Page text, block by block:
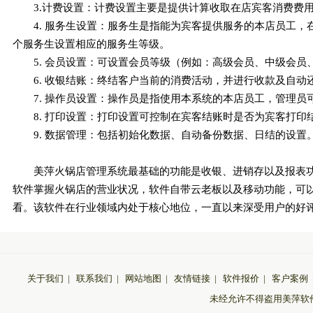
3.计费设置：计费设置主要是提供计算收取在店宾客消费费
4. 服务生设置：服务生是指能为宾客提供服务的本店员工
个服务生设置相应的服务生等级。
5. 会员设置：可设置会员等级（例如：高级会员、中级会
6. 收银结账：终结客户当前的消费活动，并进行收款及自
7. 操作员设置：操作员是指使用本系统的本店员工，管理员
8. 打印设置：打印设置可控制在宾客结账时是否为宾客打印
9. 数据管理：包括初始化数据、自动备份数据、日结的设置
美萍火锅店管理系统最基础的功能是收银、进销存以及报
软件掌握火锅店的营业状况，软件自带云老板以及移动功能，
看。该软件在行业领域内处于核心地位，一直以来深受用户的好
关于我们 | 联系我们 | 网站地图 | 友情链接 | 软件报价 | 客户案例
未经允许不得盗用美萍